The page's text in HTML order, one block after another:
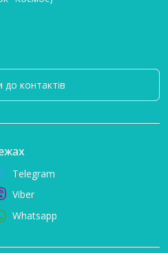
до контактів
Telegram
Viber
Whatsapp